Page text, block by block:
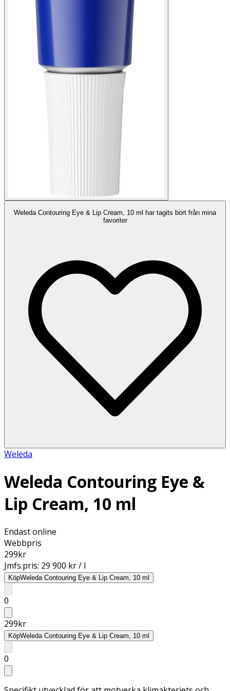
Weleda Contouring Eye & Lip Cream, 10 ml har tagits bort från mina
favoriter
Weleda
Weleda Contouring Eye &
Lip Cream, 10 ml
Endast online
Webbpris
299kr
Jmfs.pris: 29 900 kr / l
KöpWeleda Contouring Eye & Lip Cream, 10 ml
0
299kr
KöpWeleda Contouring Eye & Lip Cream, 10 ml
0